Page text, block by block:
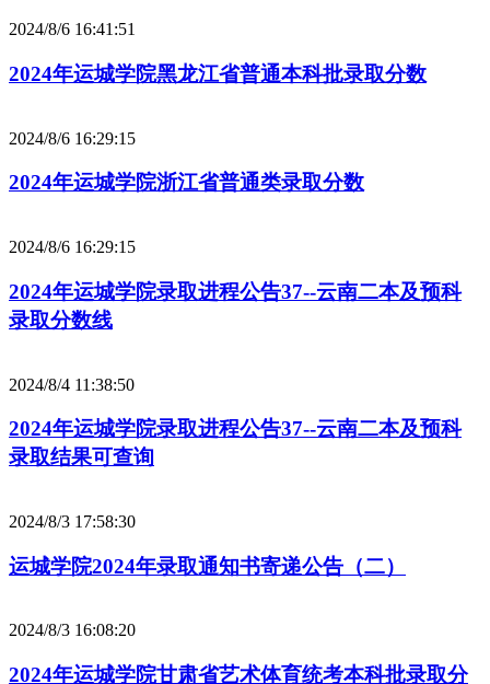
2024/8/6 16:41:51
2024年运城学院黑龙江省普通本科批录取分数
2024/8/6 16:29:15
2024年运城学院浙江省普通类录取分数
2024/8/6 16:29:15
2024年运城学院录取进程公告37--云南二本及预科
录取分数线
2024/8/4 11:38:50
2024年运城学院录取进程公告37--云南二本及预科
录取结果可查询
2024/8/3 17:58:30
运城学院2024年录取通知书寄递公告（二）
2024/8/3 16:08:20
2024年运城学院甘肃省艺术体育统考本科批录取分